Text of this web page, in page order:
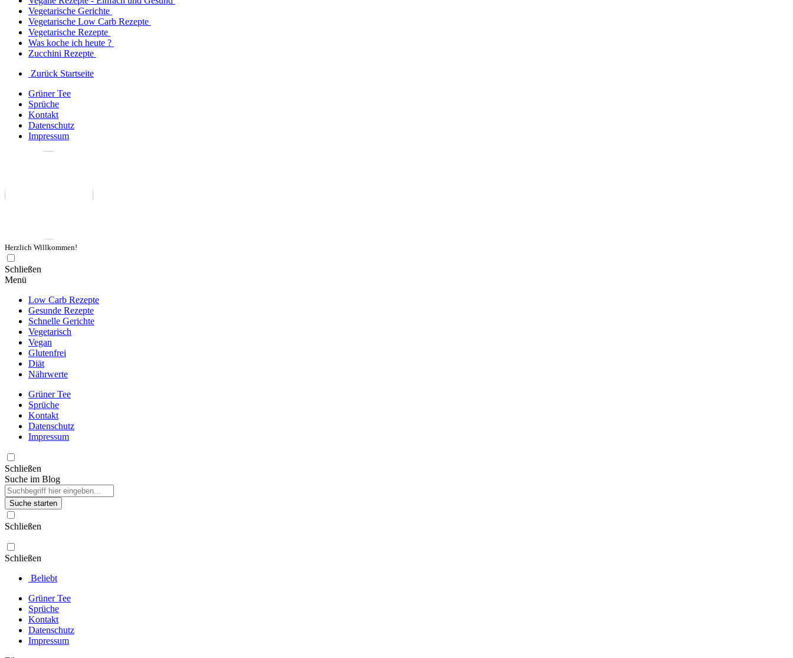
Vegetarische Gerichte
Vegetarische Low Carb Rezepte
Vegetarische Rezepte
Was koche ich heute ?
Zucchini Rezepte
Zurück Startseite
Grüner Tee
Sprüche
Kontakt
Datenschutz
Impressum
Herzlich Willkommen!
Schließen
Menü
Low Carb Rezepte
Gesunde Rezepte
Schnelle Gerichte
Vegetarisch
Vegan
Glutenfrei
Diät
Nährwerte
Grüner Tee
Sprüche
Kontakt
Datenschutz
Impressum
Schließen
Suche im Blog
Suche starten
Schließen
Schließen
Beliebt
Grüner Tee
Sprüche
Kontakt
Datenschutz
Impressum